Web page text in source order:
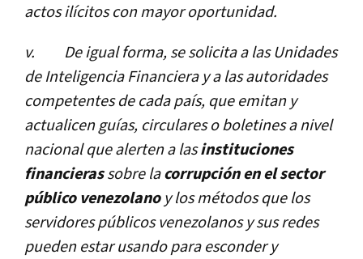
actos ilí­citos con mayor oportunidad.
v.
De igual forma, se solicita a las Unidades
de Inteligencia Financiera y a las autoridades
competentes de cada paí­s, que emitan y
actualicen guí­as, circulares o boletines a nivel
nacional que alerten a lasinstituciones
financierassobre lacorrupción en el sector
público venezolanoy los métodos que los
servidores públicos venezolanos y sus redes
pueden estar usando para esconder y